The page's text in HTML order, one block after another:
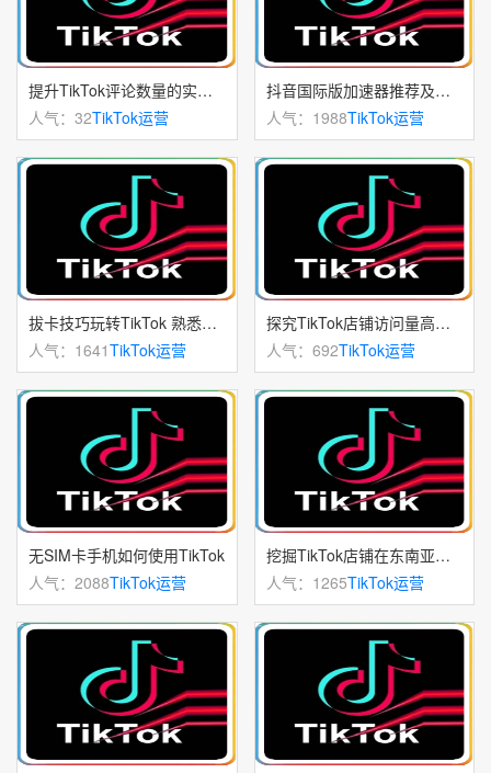
提升TikTok评论数量的实用策略分析
人气：32TikTok运营
抖音国际版加速器推荐及国内无需拔卡观看TikTok技巧
人气：1988TikTok运营
拔卡技巧玩转TikTok 熟悉TikTok拔卡方法
人气：1641TikTok运营
探究TikTok店铺访问量高但无成交的可能因素
人气：692TikTok运营
无SIM卡手机如何使用TikTok
人气：2088TikTok运营
挖掘TikTok店铺在东南亚最受欢迎的品类方向
人气：1265TikTok运营